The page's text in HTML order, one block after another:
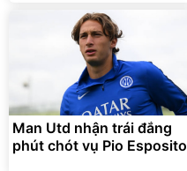
Man Utd nhận trái đắng
phút chót vụ Pio Esposito